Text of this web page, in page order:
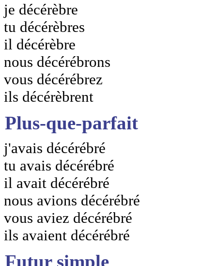
je décérèbre
tu décérèbres
il décérèbre
nous décérébrons
vous décérébrez
ils décérèbrent
Plus-que-parfait
j'avais décérébré
tu avais décérébré
il avait décérébré
nous avions décérébré
vous aviez décérébré
ils avaient décérébré
Futur simple